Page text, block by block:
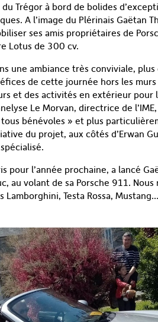
Trégor à bord de bolides
A l’image du Plérinais Gaëtan
ses amis propriétaires de
Lotus de 300 cv.
une ambiance très conviviale,
de cette journée hors les murs
et des activités en extérieur pour
Le Morvan, directrice de
bénévoles » et plus
du projet, aux côtés d’Erwan
pour l’année prochaine, a lancé
au volant de sa Porsche 911.
Lamborghini, Testa Rossa,